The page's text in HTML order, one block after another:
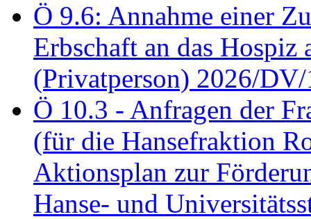
Ö 9.6: Annahme einer
Erbschaft an das
(Privatperson) 2026/DV/
Ö 10.3 - Anfragen der
(für die Hansefraktion
Aktionsplan zur
Hanse- und